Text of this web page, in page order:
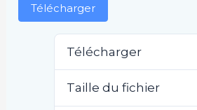
Télécharger
Télécharger
Taille du fichier